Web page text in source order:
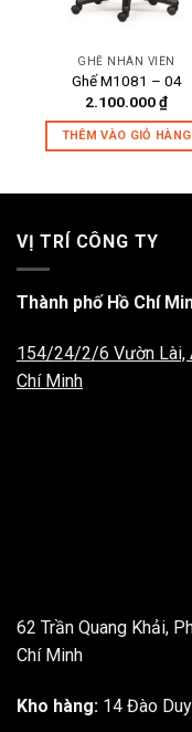
GHẾ NHÂN VIÊN
Ghế M1081 – 04
2.100.000₫
THÊM VÀO GIỎ HÀNG
VỊ TRÍ CÔNG TY
Thành phố Hồ Chí
154/24/2/6 Vườn Lài,
Chí Minh
62 Trần Quang Khải,
Chí Minh
Kho hàng: 14 Đào